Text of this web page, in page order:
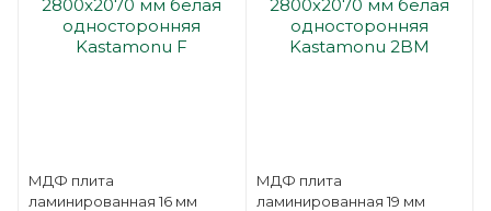
МДФ плита
ламинированная 16 мм
МДФ плита
ламинированная 19 мм